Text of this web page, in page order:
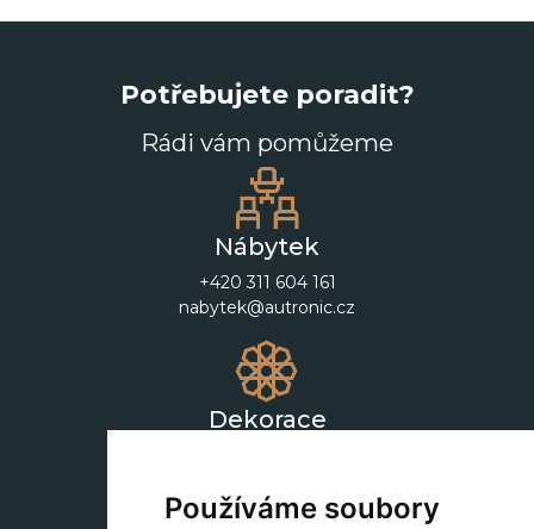
Používáme soubory
Potřebujete poradit?
Rádi vám pomůžeme
Nábytek
+420 311 604 161
nabytek@autronic.cz
Dekorace